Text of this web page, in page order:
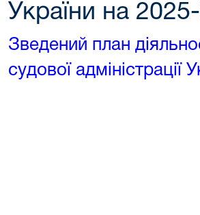
України на
Зведений план
судової